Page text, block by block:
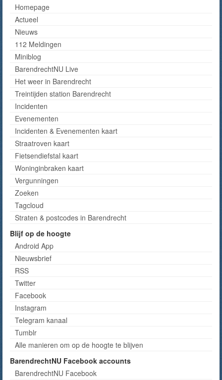
Homepage
Actueel
Nieuws
112 Meldingen
Miniblog
BarendrechtNU Live
Het weer in Barendrecht
Treintijden station Barendrecht
Incidenten
Evenementen
Incidenten & Evenementen kaart
Straatroven kaart
Fietsendiefstal kaart
Woninginbraken kaart
Vergunningen
Zoeken
Tagcloud
Straten & postcodes in Barendrecht
Blijf op de hoogte
Android App
Nieuwsbrief
RSS
Twitter
Facebook
Instagram
Telegram kanaal
Tumblr
Alle manieren om op de hoogte te blijven
BarendrechtNU Facebook accounts
BarendrechtNU Facebook